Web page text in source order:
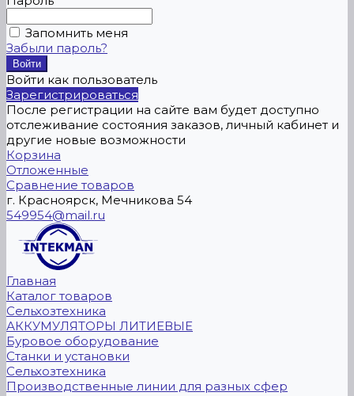
Запомнить меня
Забыли пароль?
Войти как пользователь
Зарегистрироваться
После регистрации на сайте вам будет доступно
отслеживание состояния заказов, личный кабинет и
другие новые возможности
Корзина
Отложенные
Сравнение товаров
г. Красноярск, Мечникова 54
549954@mail.ru
Главная
Каталог товаров
Сельхозтехника
АККУМУЛЯТОРЫ ЛИТИЕВЫЕ
Буровое оборудование
Станки и установки
Сельхозтехника
Производственные линии для разных сфер